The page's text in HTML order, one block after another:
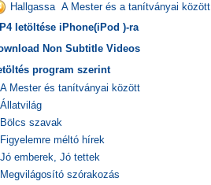
Hallgassa A Mester és a tanítványai között
letöltése iPhone(iPod )-ra
Non Subtitle Videos
program szerint
A Mester és tanítványai között
Állatvilág
Bölcs szavak
Figyelemre méltó hírek
Jó emberek, Jó tettek
Megvilágosító szórakozás